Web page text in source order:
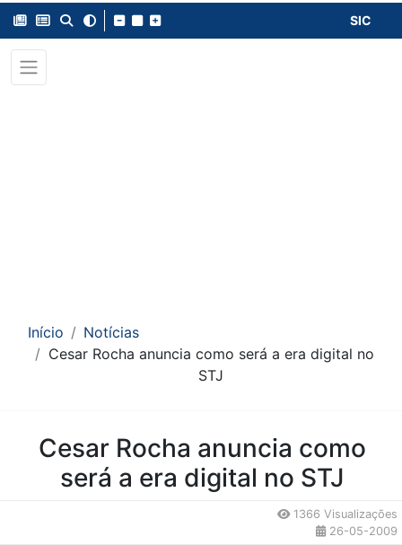
SIC
Início
Notícias
Cesar Rocha anuncia como será a era digital no
STJ
da Notícia
Cesar Rocha anuncia como
será a era digital no STJ
1366 Visualizações
26-05-2009